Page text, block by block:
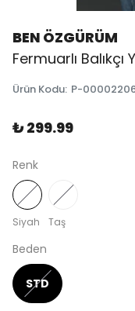
BEN ÖZGÜRÜM
Fermuarlı
Ürün Kodu: P-
₺ 299.99
Renk
Siyah Taş
Beden
STD